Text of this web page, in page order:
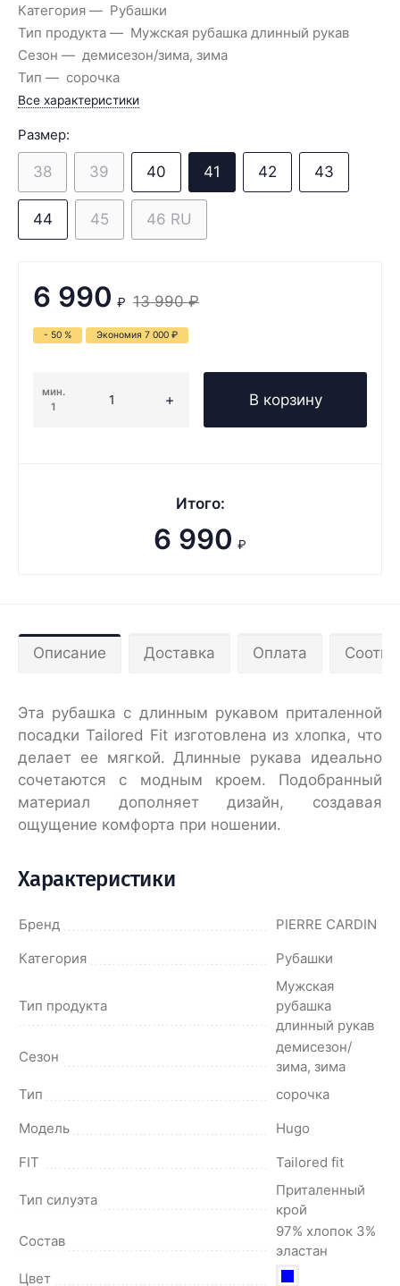
Категория
Рубашки
Тип продукта
Мужская рубашка длинный рукав
Сезон
демисезон/зима, зима
Тип
сорочка
Все характеристики
Размер:
38 39 40 41 42 43
44 45 46 RU
6 990 ₽ 13 990 ₽
- 50 % Экономия 7 000 ₽
мин.
1
В корзину
Итого:
6 990 ₽
Описание Доставка Оплата
Эта рубашка с длинным рукавом приталенной
посадки Tailored Fit изготовлена из хлопка, что
делает ее мягкой. Длинные рукава идеально
сочетаются с модным кроем. Подобранный
материал дополняет дизайн, создавая
ощущение комфорта при ношении.
Характеристики
Бренд
PIERRE CARDIN
Категория
Рубашки
Тип продукта
Мужская
рубашка
длинный рукав
Сезон
демисезон/
зима, зима
Тип
сорочка
Модель
Hugo
FIT
Tailored fit
Тип силуэта
Приталенный
крой
Состав
97% хлопок 3%
эластан
Цвет